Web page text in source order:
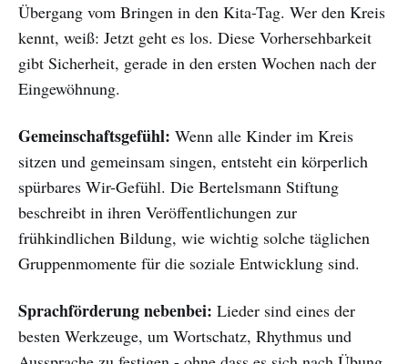
Übergang vom Bringen in den Kita-Tag. Wer den Kreis
kennt, weiß: Jetzt geht es los. Diese Vorhersehbarkeit
gibt Sicherheit, gerade in den ersten Wochen nach der
Eingewöhnung.
Gemeinschaftsgefühl: Wenn alle Kinder im Kreis
sitzen und gemeinsam singen, entsteht ein körperlich
spürbares Wir-Gefühl. Die Bertelsmann Stiftung
beschreibt in ihren Veröffentlichungen zur
frühkindlichen Bildung, wie wichtig solche täglichen
Gruppenmomente für die soziale Entwicklung sind.
Sprachförderung nebenbei: Lieder sind eines der
besten Werkzeuge, um Wortschatz, Rhythmus und